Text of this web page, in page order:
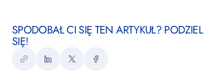
SPODOBAŁ CI SIĘ TEN ARTYKUŁ? PODZIEL
SIĘ!
KopiujLinkedInTwitterFacebook